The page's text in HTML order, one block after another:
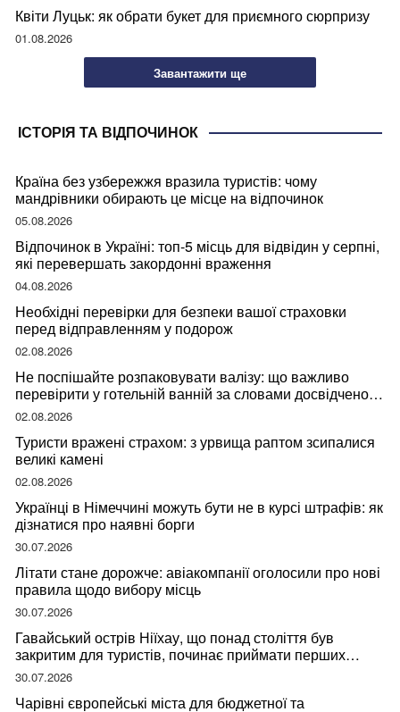
Квіти Луцьк: як обрати букет для приємного сюрпризу
01.08.2026
Завантажити ще
ІСТОРІЯ ТА ВІДПОЧИНОК
Країна без узбережжя вразила туристів: чому
мандрівники обирають це місце на відпочинок
05.08.2026
Відпочинок в Україні: топ-5 місць для відвідин у серпні,
які перевершать закордонні враження
04.08.2026
Необхідні перевірки для безпеки вашої страховки
перед відправленням у подорож
02.08.2026
Не поспішайте розпаковувати валізу: що важливо
перевірити у готельній ванній за словами досвідченої
мандрівниці
02.08.2026
Туристи вражені страхом: з урвища раптом зсипалися
великі камені
02.08.2026
Українці в Німеччині можуть бути не в курсі штрафів: як
дізнатися про наявні борги
30.07.2026
Літати стане дорожче: авіакомпанії оголосили про нові
правила щодо вибору місць
30.07.2026
Гавайський острів Ніїхау, що понад століття був
закритим для туристів, починає приймати перших
відвідувачів
30.07.2026
Чарівні європейські міста для бюджетної та